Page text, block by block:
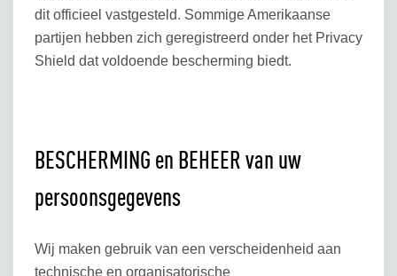
dit officieel vastgesteld. Sommige Amerikaanse
partijen hebben zich geregistreerd onder het Privacy
Shield dat voldoende bescherming biedt.
BESCHERMING en BEHEER van uw
persoonsgegevens
Wij maken gebruik van een verscheidenheid aan
technische en organisatorische